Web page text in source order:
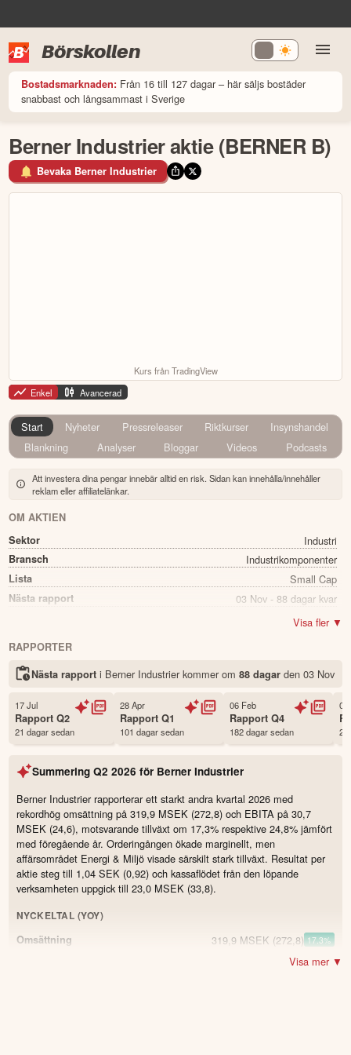
Börskollen
Bostadsmarknaden: Från 16 till 127 dagar – här säljs bostäder
snabbast och långsammast i Sverige
Berner Industrier aktie (BERNER B)
Bevaka Berner Industrier
Kurs från TradingView
Enkel
Avancerad
Start Nyheter Pressreleaser Riktkurser
Insynshandel
Blankning
Analyser Bloggar Videos Podcasts
Att investera dina pengar innebär alltid en risk. Sidan kan innehålla/innehåller
reklam eller affiliatelänkar.
OM AKTIEN
Sektor
Industri
Bransch Industrikomponenter
Lista Small Cap
Nästa rapport 03 Nov - 88 dagar kvar
Ja
Namn Berner Industrier
BERNER B
Status Noterad
Land
Antal ägare Avanza
Antal ägare Nordnet
Källa:Börsdata
Visa fler ▼
RAPPORTER
Nästa rapport i Berner Industrier kommer om 88 dagarden 03 Nov
17 Jul
RapportQ2
21 dagar sedan
28 Apr
RapportQ1
101 dagar sedan
06 Feb
RapportQ4
182 dagar sedan
04
Summering Q2 2026 för Berner Industrier
Berner Industrier rapporterar ett starkt andra kvartal 2026 med
rekordhög omsättning på 319,9 MSEK (272,8) och EBITA på 30,7
MSEK (24,6), motsvarande tillväxt om 17,3% respektive 24,8% jämfört
med föregående år. Orderingången ökade marginellt, men
affärsområdet Energi & Miljö visade särskilt stark tillväxt. Resultat per
aktie steg till 1,04 SEK (0,92) och kassaflödet från den löpande
verksamheten uppgick till 23,0 MSEK (33,8).
NYCKELTAL (YOY)
Omsättning
319,9 MSEK (272,8) 17.3%
(24,3) 11.9%
Visa mer ▼